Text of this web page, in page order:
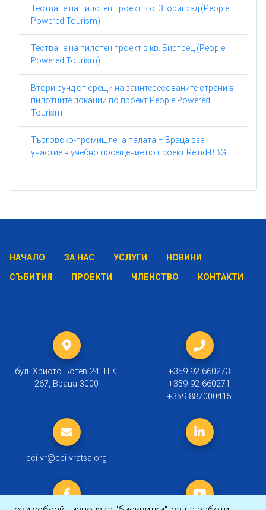
Тестване на пилотен проект в с. Згориград (People
Powered Tourism)
Тестване на пилотен проект в кв. Бистрец (People
Powered Tourism)
Втори рунд от срещи на заинтересованите страни в
пилотните локации по проект People Powered
Tourism
Търговско-промишлена палата – Враца взе
участие в учебно посещение по проект ReInd-BBG
НАЧАЛО ЗА НАС УСЛУГИ
НОВИНИ
СЪБИТИЯ
ПРОЕКТИ ЧЛЕНСТВО КОНТАКТИ
бул. Христо Ботев 24, П.К.
267, Враца 3000
+359 92 660273
+359 92 660271
+359 887000415
cci-vr@cci-vratsa.org